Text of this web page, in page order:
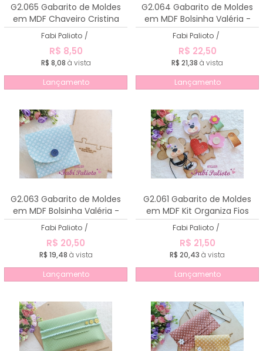
G2.065 Gabarito de Moldes
em MDF Chaveiro Cristina
Fabi Palioto /
R$ 8,50
R$ 8,08 à vista
Lançamento
G2.064 Gabarito de Moldes
em MDF Bolsinha Valéria -
20cm
Fabi Palioto /
R$ 22,50
R$ 21,38 à vista
Lançamento
G2.063 Gabarito de Moldes
em MDF Bolsinha Valéria -
15cm
Fabi Palioto /
R$ 20,50
R$ 19,48 à vista
Lançamento
G2.061 Gabarito de Moldes
em MDF Kit Organiza Fios
Fabi Palioto /
R$ 21,50
R$ 20,43 à vista
Lançamento